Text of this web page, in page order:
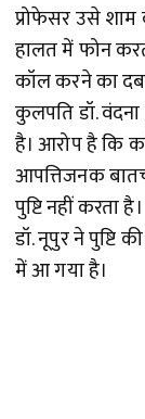
प्रोफेसर उसे
हालत में फोन
कॉल करने का
कुलपति डॉ.
है। आरोप है कि
आपत्तिजनक
पुष्टि नहीं करता
डॉ. नूपुर ने पुष्टि
में आ गया है।